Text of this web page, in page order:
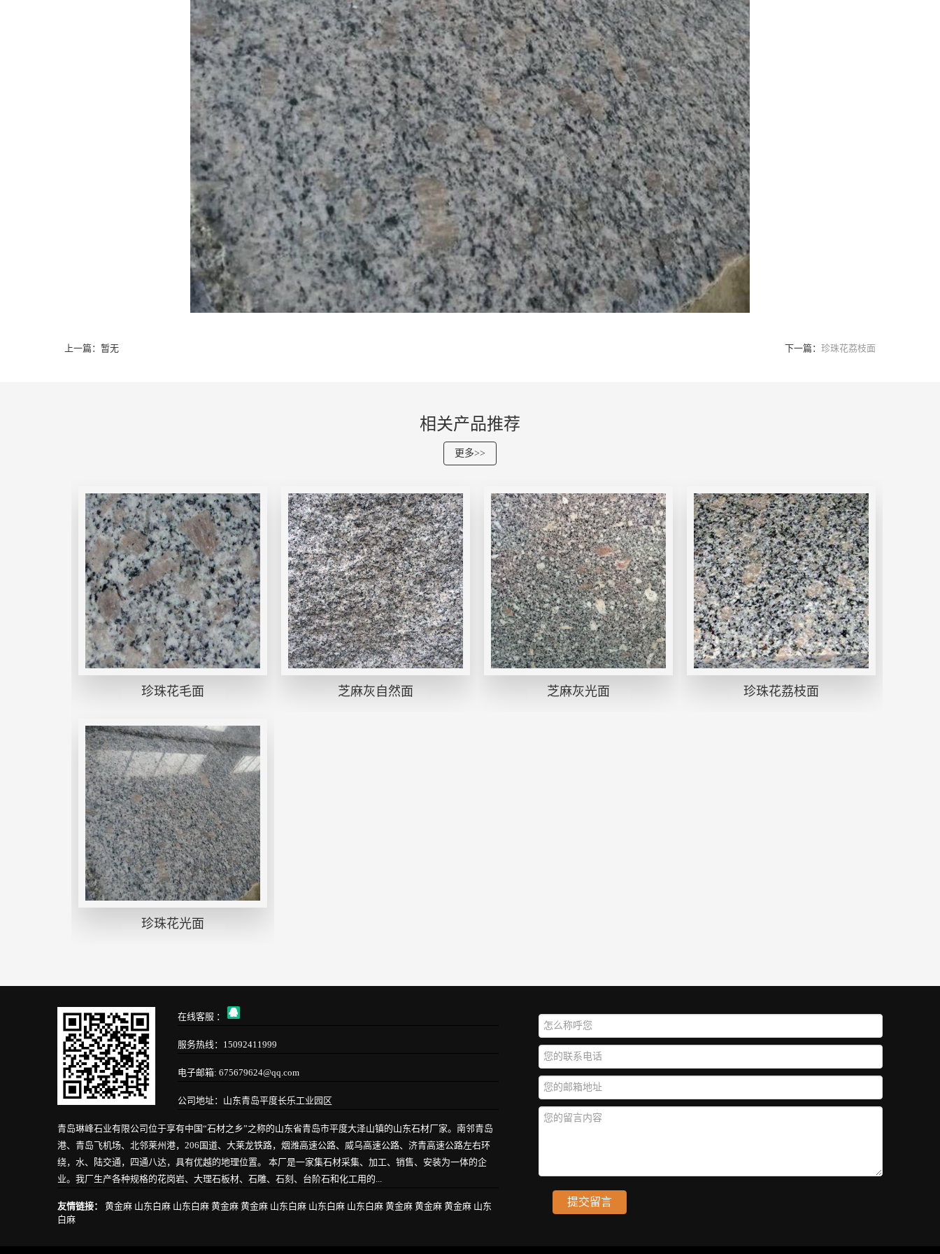
上一篇：暂无 下一篇： 珍珠花荔枝面
相关产品推荐
更多>>
珍珠花毛面 芝麻灰自然面 芝麻灰光面 珍珠花荔枝面
珍珠花光面
在线客服 ：
服务热线：15092411999
电子邮箱: 675679624@qq.com
公司地址：山东青岛平度长乐工业园区
青岛琳峰石业有限公司位于享有中国“石材之乡”之称的山东省青岛市平度大泽山镇的山东石材厂家。南邻青岛
港、青岛飞机场、北邻莱州港，206国道、大莱龙铁路，烟潍高速公路、威乌高速公路、济青高速公路左右环
绕，水、陆交通，四通八达，具有优越的地理位置。 本厂是一家集石材采集、加工、销售、安装为一体的企
业。我厂生产各种规格的花岗岩、大理石板材、石雕、石刻、台阶石和化工用的...
友情链接： 黄金麻 山东白麻 山东白麻 黄金麻 黄金麻 山东白麻 山东白麻 山东白麻 黄金麻 黄金麻 黄金麻 山东
白麻